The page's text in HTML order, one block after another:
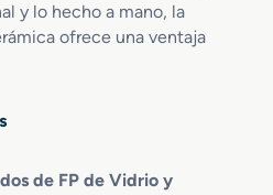
y lo hecho a mano, la
ofrece una ventaja
de FP de Vidrio y